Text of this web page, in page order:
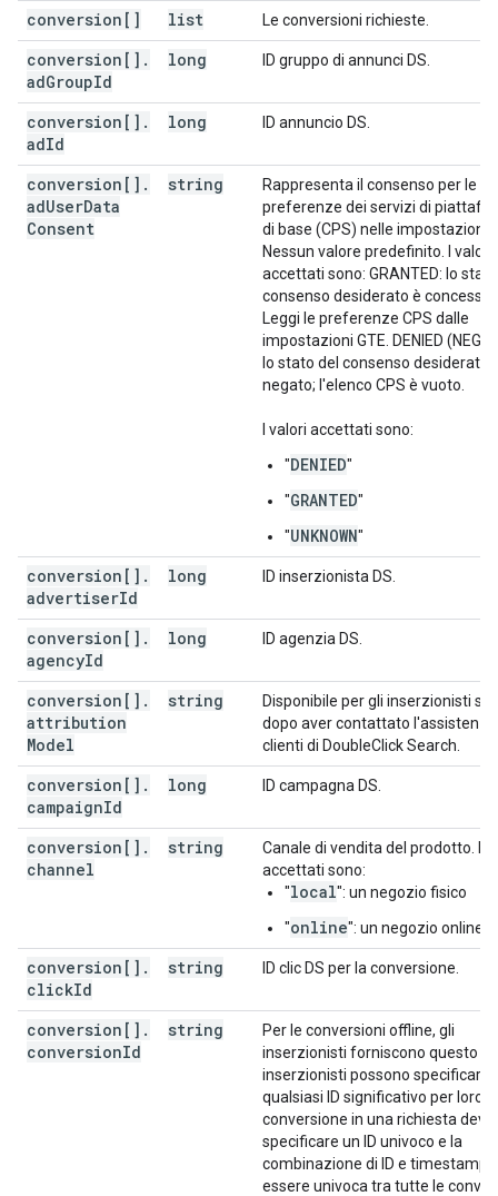
"name":
,
"value":
double
],
"customDimension"
: [
"name": string
,
"value": string
long
,
: string
,
long
,
"inventoryAccountId": long
,
string
,
string
,
string
,
,
,
string
"sessionAttributesEncoded": bytes
conversion[] list Le conversioni richieste.
conversion[] .
adGroupId
long ID gruppo di annunci DS.
conversion[] .
adId
long ID annuncio DS.
conversion[] .
adUserData
Consent
string
Rappresenta il consenso per le
preferenze dei servizi di
di base (CPS) nelle impostazioni.
Nessun valore predefinito. I valori
accettati sono: GRANTED: lo
consenso desiderato è concesso.
Leggi le preferenze CPS dalle
impostazioni GTE. DENIED
lo stato del consenso desiderato
negato; l'elenco CPS è vuoto.
I valori accettati sono:
"DENIED"
"GRANTED"
"UNKNOWN"
conversion[] .
advertiserId
long ID inserzionista DS.
conversion[] .
agencyId
long ID agenzia DS.
conversion[] .
attribution
Model
string
Disponibile per gli inserzionisti
dopo aver contattato l'assistenza
clienti di DoubleClick Search.
conversion[] .
campaignId
long ID campagna DS.
conversion[] .
channel
string
Canale di vendita del prodotto. I
accettati sono:
"local": un negozio fisico
"online": un negozio online
conversion[] .
clickId
string ID clic DS per la conversione.
conversion[] .
conversionId
string
Per le conversioni offline, gli
inserzionisti forniscono questo ID.
inserzionisti possono specificare
qualsiasi ID significativo per loro.
conversione in una richiesta deve
specificare un ID univoco e la
combinazione di ID e timestamp
essere univoca tra tutte le